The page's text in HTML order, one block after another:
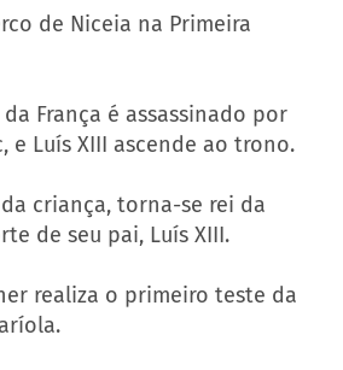
de Niceia na Primeira
França é assassinado por
e Luís XIII ascende ao trono.
criança, torna-se rei da
de seu pai, Luís XIII.
realiza o primeiro teste da